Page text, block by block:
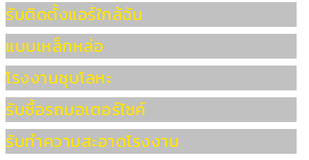
รับติดตั้งแอร์ใกล้ฉัน
แบบเหล็กหล่อ
โรงงานชุบโลหะ
รับซื้อรถมอเตอร์ไซค์
รับทำความสะอาดโรงงาน